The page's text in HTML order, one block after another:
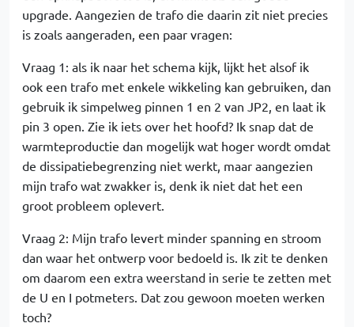
upgrade. Aangezien de trafo die daarin zit niet precies
is zoals aangeraden, een paar vragen:
Vraag 1: als ik naar het schema kijk, lijkt het alsof ik
ook een trafo met enkele wikkeling kan gebruiken, dan
gebruik ik simpelweg pinnen 1 en 2 van JP2, en laat ik
pin 3 open. Zie ik iets over het hoofd? Ik snap dat de
warmteproductie dan mogelijk wat hoger wordt omdat
de dissipatiebegrenzing niet werkt, maar aangezien
mijn trafo wat zwakker is, denk ik niet dat het een
groot probleem oplevert.
Vraag 2: Mijn trafo levert minder spanning en stroom
dan waar het ontwerp voor bedoeld is. Ik zit te denken
om daarom een extra weerstand in serie te zetten met
de U en I potmeters. Dat zou gewoon moeten werken
toch?